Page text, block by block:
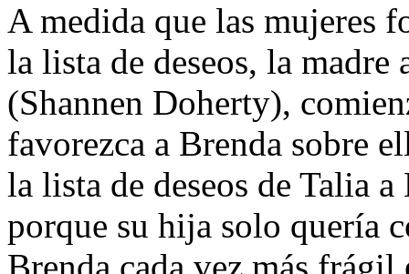
A medida que las mujeres
la lista de deseos, la
(Shannen Doherty),
favorezca a Brenda sobre
la lista de deseos de Talia
porque su hija solo quería